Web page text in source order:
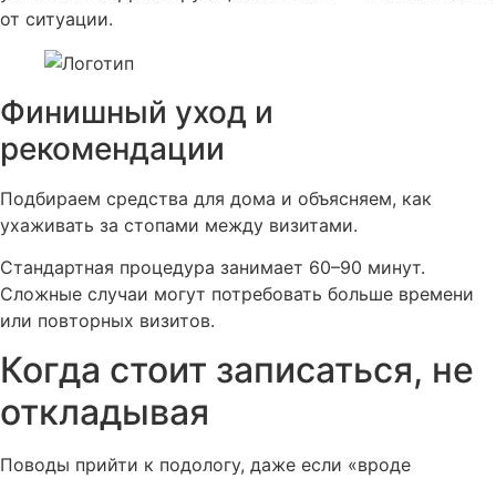
от ситуации.
Финишный уход и
рекомендации
Подбираем средства для дома и объясняем, как
ухаживать за стопами между визитами.
Стандартная процедура занимает 60–90 минут.
Сложные случаи могут потребовать больше времени
или повторных визитов.
Когда стоит записаться, не
откладывая
Поводы прийти к подологу, даже если «вроде